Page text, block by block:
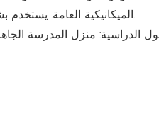
الميكانيكية العامة. يستخدم بشكل رئيسي للأجزاء الهيكلية الملحومة مع متطلبات عالية الجودة في البناء وهندسة الجسر.